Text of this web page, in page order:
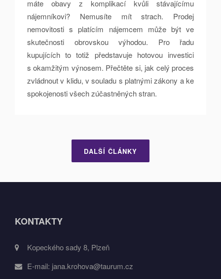
máte obavy z komplikací kvůli stávajícímu
nájemníkovi? Nemusíte mít strach. Prodej
nemovitosti s platícím nájemcem může být ve
skutečnosti obrovskou výhodou. Pro řadu
kupujících to totiž představuje hotovou investici
s okamžitým výnosem. Přečtěte si, jak celý proces
zvládnout v klidu, v souladu s platnými zákony a ke
spokojenosti všech zúčastněných stran.
DALŠÍ ČLÁNKY
KONTAKTY
Kopeckého sady 8, Plzeň
E-mail: jana.krohova@taurum.cz